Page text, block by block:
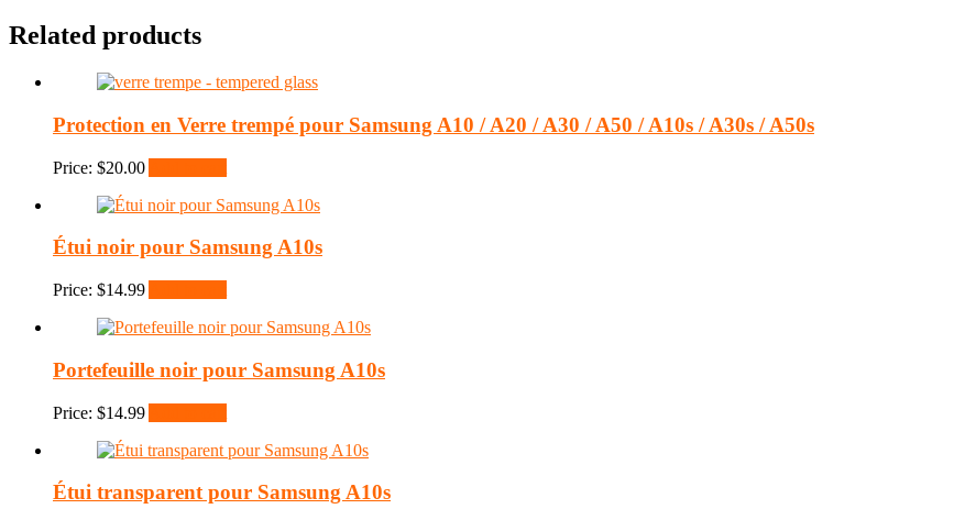
Related products
Protection en Verre trempé pour Samsung A10 / A20 / A30 / A50 / A10s / A30s / A50s
Price: $20.00
Étui noir pour Samsung A10s
Price: $14.99
Portefeuille noir pour Samsung A10s
Price: $14.99
Étui transparent pour Samsung A10s